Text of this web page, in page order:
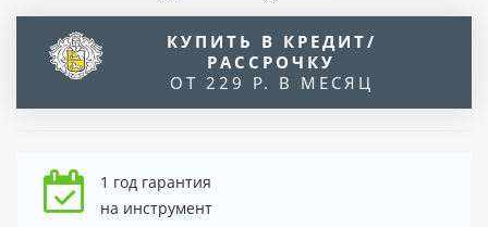
КУПИТЬ В КРЕДИТ/
РАССРОЧКУ
ОТ 229 Р. В МЕСЯЦ
1 год гарантия
на инструмент